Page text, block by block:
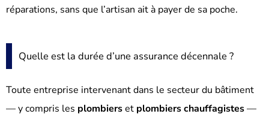
réparations, sans que l’artisan ait à payer de sa poche.
Quelle est la durée d’une assurance décennale ?
Toute entreprise intervenant dans le secteur du bâtiment
— y compris les plombierset plombiers chauffagistes—